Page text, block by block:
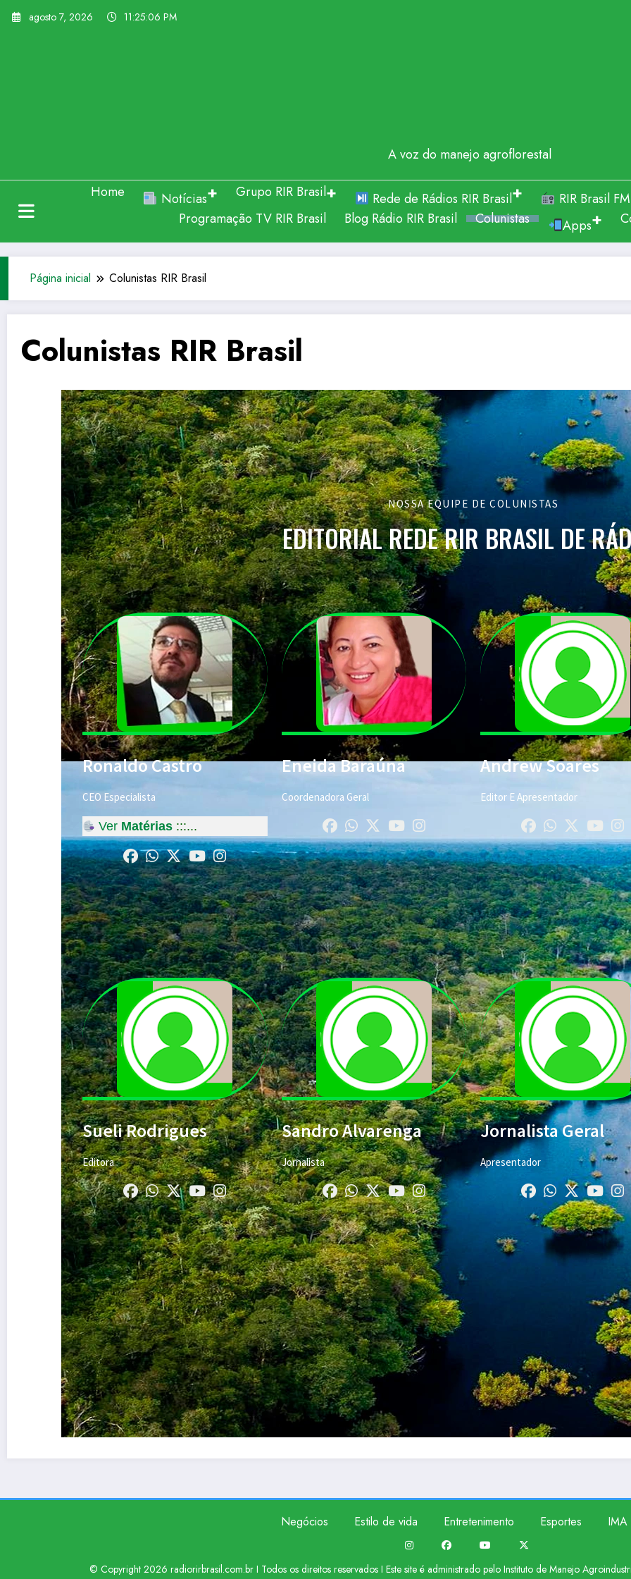
Pular
para
agosto 7, 2026 11:25:07 PM
A voz do manejo agroflorestal
Home Notícias Grupo RIR Brasil Rede de Rádios RIR Brasil
RIR Brasil FM
Programação TV RIR Brasil
Blog Rádio RIR Brasil Colunistas Apps
Página inicial Colunistas RIR Brasil
Colunistas RIR Brasil
NOSSA EQUIPE DE COLUNISTAS
EDITORIAL REDE RIR BRASIL DE
Ronaldo Castro
CEO Especialista
Ver Matérias :::...
Eneida Baraúna
Coordenadora Geral
Andrew Soares
Editor E Apresentador
Sueli Rodrigues
Editora
Sandro Alvarenga
Jornalista
Jornalista Geral
Apresentador
Negócios Estilo de vida Entretenimento Esportes IMA